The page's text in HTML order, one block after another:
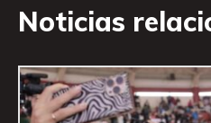
Noticias